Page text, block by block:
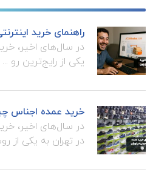
راهنمای خرید
در سال‌های اخیر،
یکی از رایج‌ترین رو ...
خرید عمده اجناس
در سال‌های اخیر،
در تهران به یکی از